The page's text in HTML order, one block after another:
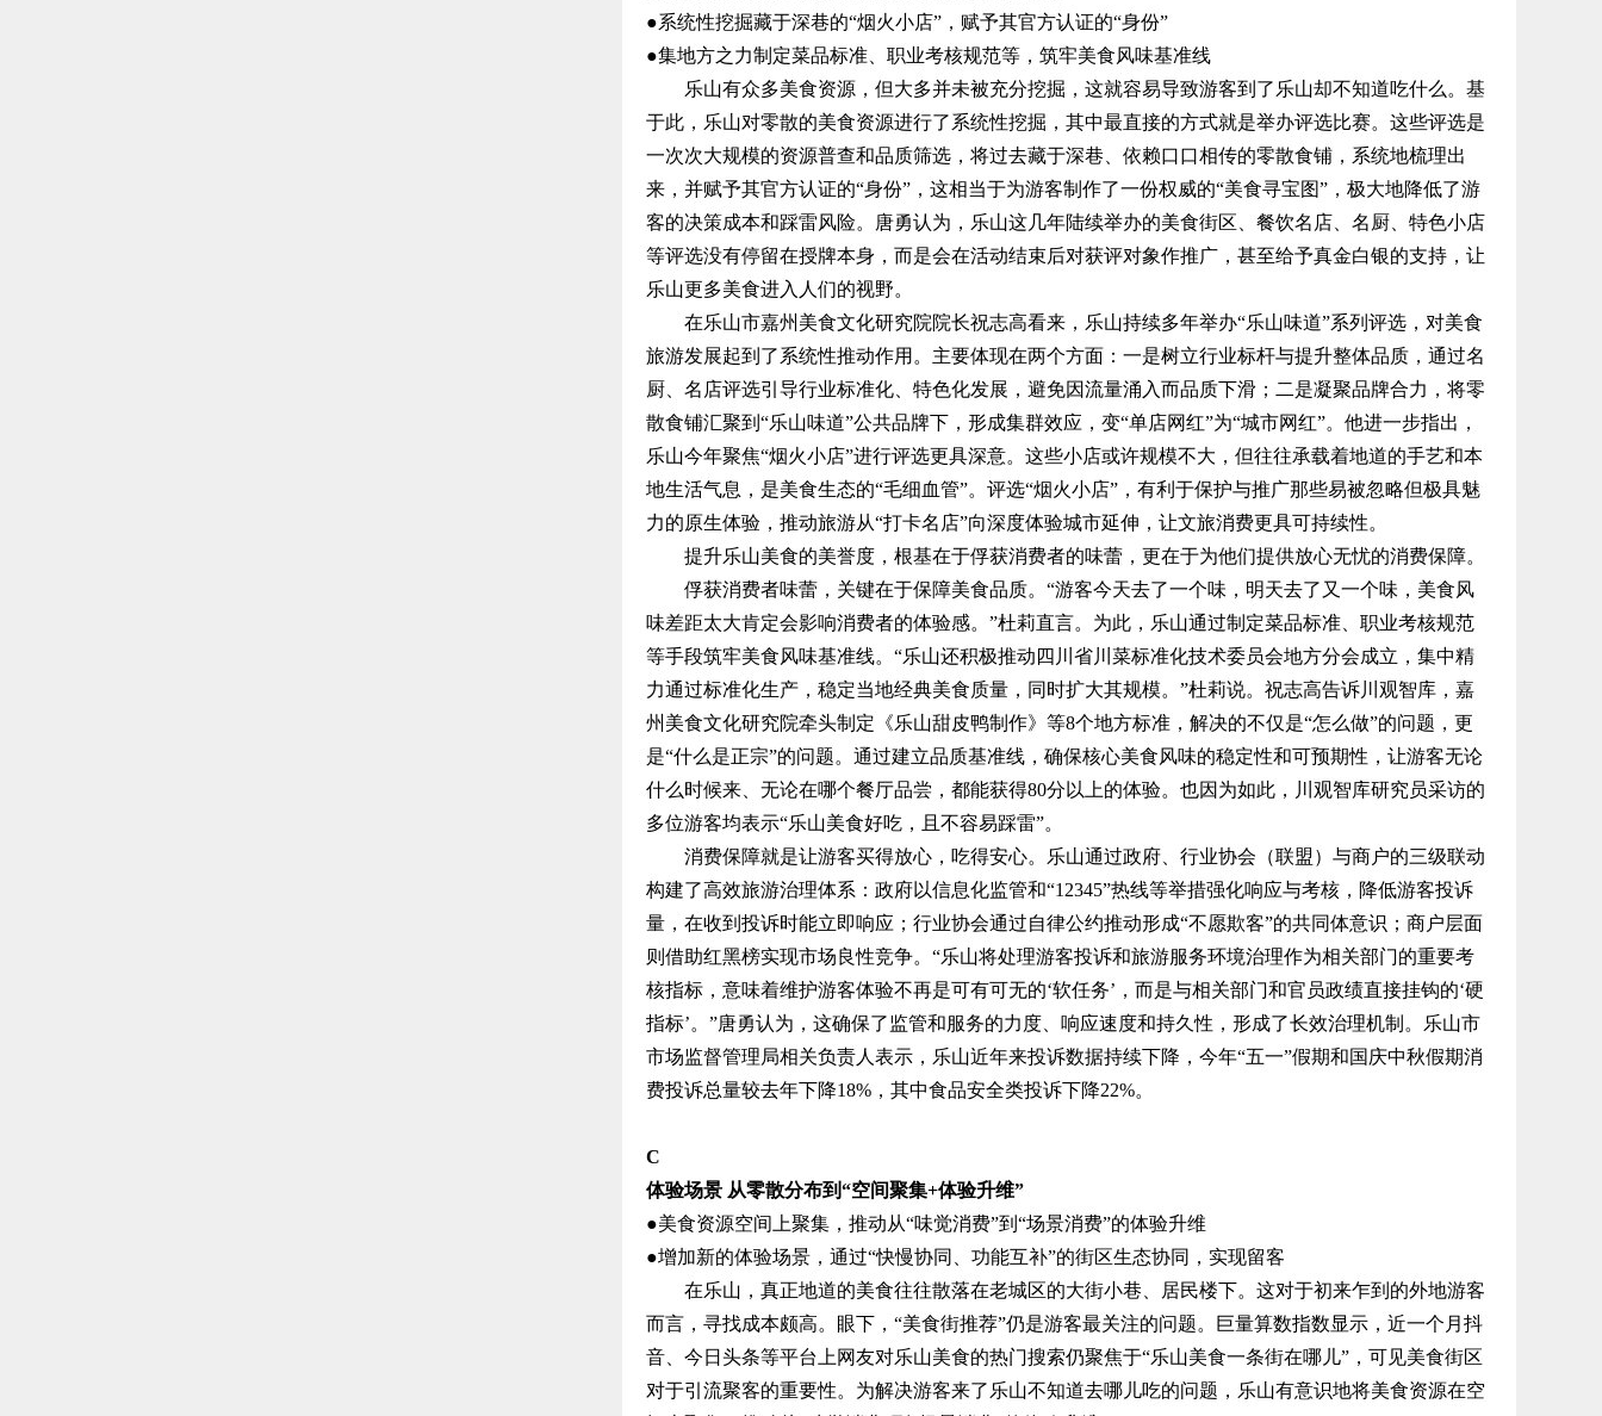
●系统性挖掘藏于深巷的“烟火小店”，赋予其官方认证的“身份”
●集地方之力制定菜品标准、职业考核规范等，筑牢美食风味基准线
乐山有众多美食资源，但大多并未被充分挖掘，这就容易导致游客到了乐山却不知道吃什么。基
于此，乐山对零散的美食资源进行了系统性挖掘，其中最直接的方式就是举办评选比赛。这些评选是
一次次大规模的资源普查和品质筛选，将过去藏于深巷、依赖口口相传的零散食铺，系统地梳理出
来，并赋予其官方认证的“身份”，这相当于为游客制作了一份权威的“美食寻宝图”，极大地降低了游
客的决策成本和踩雷风险。唐勇认为，乐山这几年陆续举办的美食街区、餐饮名店、名厨、特色小店
等评选没有停留在授牌本身，而是会在活动结束后对获评对象作推广，甚至给予真金白银的支持，让
乐山更多美食进入人们的视野。
在乐山市嘉州美食文化研究院院长祝志高看来，乐山持续多年举办“乐山味道”系列评选，对美食
旅游发展起到了系统性推动作用。主要体现在两个方面：一是树立行业标杆与提升整体品质，通过名
厨、名店评选引导行业标准化、特色化发展，避免因流量涌入而品质下滑；二是凝聚品牌合力，将零
散食铺汇聚到“乐山味道”公共品牌下，形成集群效应，变“单店网红”为“城市网红”。他进一步指出，
乐山今年聚焦“烟火小店”进行评选更具深意。这些小店或许规模不大，但往往承载着地道的手艺和本
地生活气息，是美食生态的“毛细血管”。评选“烟火小店”，有利于保护与推广那些易被忽略但极具魅
力的原生体验，推动旅游从“打卡名店”向深度体验城市延伸，让文旅消费更具可持续性。
提升乐山美食的美誉度，根基在于俘获消费者的味蕾，更在于为他们提供放心无忧的消费保障。
俘获消费者味蕾，关键在于保障美食品质。“游客今天去了一个味，明天去了又一个味，美食风
味差距太大肯定会影响消费者的体验感。”杜莉直言。为此，乐山通过制定菜品标准、职业考核规范
等手段筑牢美食风味基准线。“乐山还积极推动四川省川菜标准化技术委员会地方分会成立，集中精
力通过标准化生产，稳定当地经典美食质量，同时扩大其规模。”杜莉说。祝志高告诉川观智库，嘉
州美食文化研究院牵头制定《乐山甜皮鸭制作》等8个地方标准，解决的不仅是“怎么做”的问题，更
是“什么是正宗”的问题。通过建立品质基准线，确保核心美食风味的稳定性和可预期性，让游客无论
什么时候来、无论在哪个餐厅品尝，都能获得80分以上的体验。也因为如此，川观智库研究员采访的
多位游客均表示“乐山美食好吃，且不容易踩雷”。
消费保障就是让游客买得放心，吃得安心。乐山通过政府、行业协会（联盟）与商户的三级联动
构建了高效旅游治理体系：政府以信息化监管和“12345”热线等举措强化响应与考核，降低游客投诉
量，在收到投诉时能立即响应；行业协会通过自律公约推动形成“不愿欺客”的共同体意识；商户层面
则借助红黑榜实现市场良性竞争。“乐山将处理游客投诉和旅游服务环境治理作为相关部门的重要考
核指标，意味着维护游客体验不再是可有可无的‘软任务’，而是与相关部门和官员政绩直接挂钩的‘硬
指标’。”唐勇认为，这确保了监管和服务的力度、响应速度和持久性，形成了长效治理机制。乐山市
市场监督管理局相关负责人表示，乐山近年来投诉数据持续下降，今年“五一”假期和国庆中秋假期消
费投诉总量较去年下降18%，其中食品安全类投诉下降22%。
C
体验场景 从零散分布到“空间聚集+体验升维”
●美食资源空间上聚集，推动从“味觉消费”到“场景消费”的体验升维
●增加新的体验场景，通过“快慢协同、功能互补”的街区生态协同，实现留客
在乐山，真正地道的美食往往散落在老城区的大街小巷、居民楼下。这对于初来乍到的外地游客
而言，寻找成本颇高。眼下，“美食街推荐”仍是游客最关注的问题。巨量算数指数显示，近一个月抖
音、今日头条等平台上网友对乐山美食的热门搜索仍聚焦于“乐山美食一条街在哪儿”，可见美食街区
对于引流聚客的重要性。为解决游客来了乐山不知道去哪儿吃的问题，乐山有意识地将美食资源在空